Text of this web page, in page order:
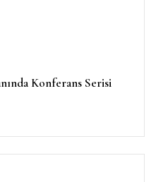
Konferans Serisi